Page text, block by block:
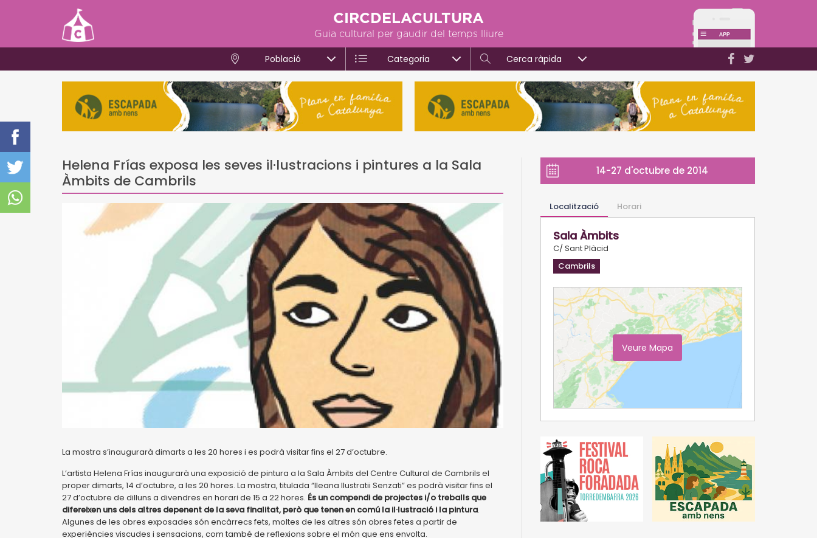
CIRCDELACULTURA
Guia cultural per gaudir del temps lliure
Població Categoria Cerca ràpida
Helena Frías exposa les seves il·lustracions i pintures a la Sala
Àmbits de Cambrils
La mostra s’inaugurarà dimarts a les 20 hores i es podrà visitar fins el 27 d’octubre.
L’artista Helena Frías inaugurarà una exposició de pintura a la Sala Àmbits del Centre Cultural de Cambrils el
proper dimarts, 14 d’octubre, a les 20 hores. La mostra, titulada “Ileana Ilustratii Senzati” es podrà visitar fins el
27 d’octubre de dilluns a divendres en horari de 15 a 22 hores. És un compendi de projectes i/o treballs que
difereixen uns dels altres depenent de la seva finalitat, però que tenen en comú la il·lustració i la pintura.
Algunes de les obres exposades són encàrrecs fets, moltes de les altres són obres fetes a partir de
experiències viscudes i sensacions, com també de reflexions sobre el món que ens envolta.
14-27 d'octubre de 2014
Localització Horari
Sala Àmbits
C/ Sant Plàcid
Cambrils
Veure Mapa